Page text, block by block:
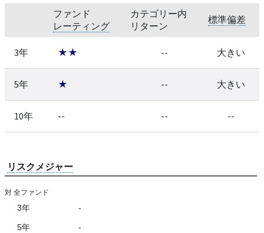
ファンド
レーティング
カテゴリー内
リターン
標準偏差
3年 ★★ -- 大きい
5年 ★ -- 大きい
10年 -- -- --
リスクメジャー
対 全ファンド
3年 -
5年 -